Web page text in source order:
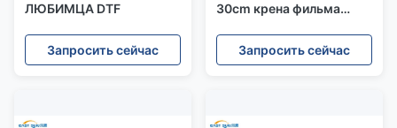
ЛЮБИМЦА DTF
Запросить сейчас
30cm крена фильма
одиночный бортовой
33cm 60cm
Запросить сейчас